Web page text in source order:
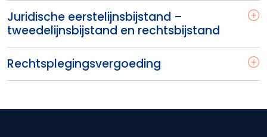
Juridische eerstelijnsbijstand –
tweedelijnsbijstand en rechtsbijstand
Rechtsplegingsvergoeding